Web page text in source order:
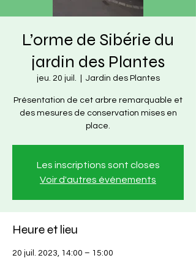
L’orme de Sibérie du
jardin des Plantes
jeu. 20 juil. Jardin des Plantes
Présentation de cet arbre remarquable et
des mesures de conservation mises en
place.
Les inscriptions sont closes
Voir d'autres événements
Heure et lieu
20 juil. 2023, 14:00 – 15:00